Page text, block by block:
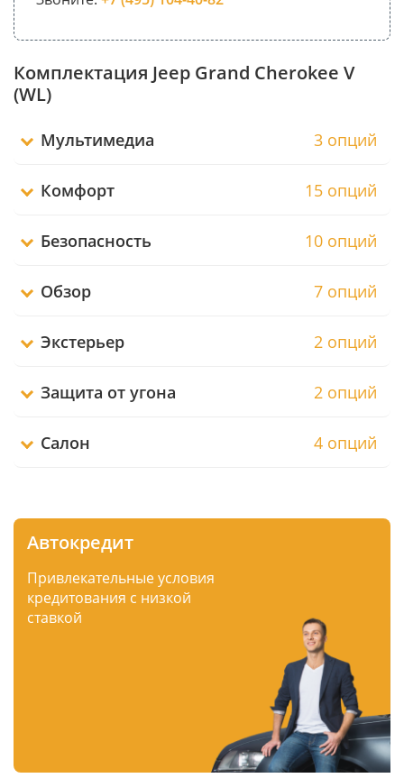
Комплектация Jeep Grand Cherokee V
(WL)
Мультимедиа 3 опций
Комфорт 15 опций
Безопасность 10 опций
Обзор 7 опций
Экстерьер 2 опций
Защита от угона 2 опций
Салон 4 опций
Автокредит
Привлекательные условия
кредитования с низкой
ставкой